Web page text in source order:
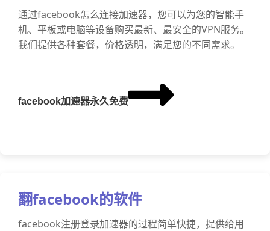
通过facebook怎么连接加速器，您可以为您的智能手
机、平板或电脑等设备购买最新、最安全的VPN服务。
我们提供各种套餐，价格透明，满足您的不同需求。
facebook加速器永久免费
翻facebook的软件
facebook注册登录加速器的过程简单快捷，提供给用